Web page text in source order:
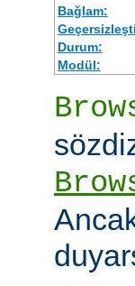
Bağlam:
Durum:
Modül: